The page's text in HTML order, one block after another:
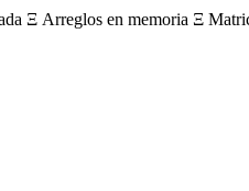
Ξ Arreglos en memoria Ξ